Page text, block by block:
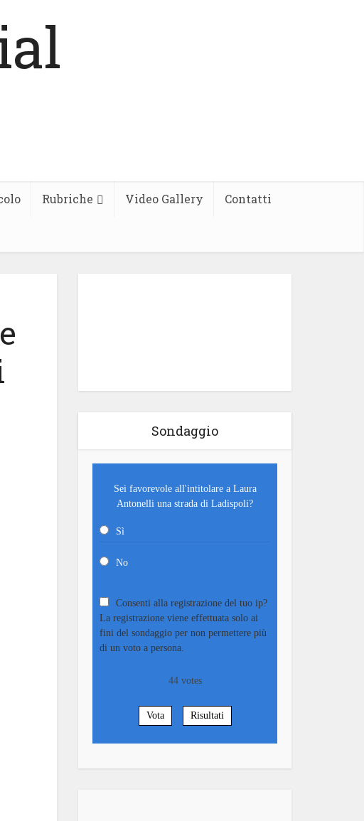
Rubriche Video Gallery Contatti
Sondaggio
Sei favorevole all'intitolare a Laura
Antonelli una strada di Ladispoli?
Sì
No
Consenti alla registrazione del tuo ip?
La registrazione viene effettuata solo ai
fini del sondaggio per non permettere più
di un voto a persona.
44votes
Vota Risultati